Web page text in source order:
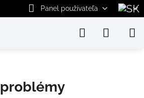
Panel používateľa